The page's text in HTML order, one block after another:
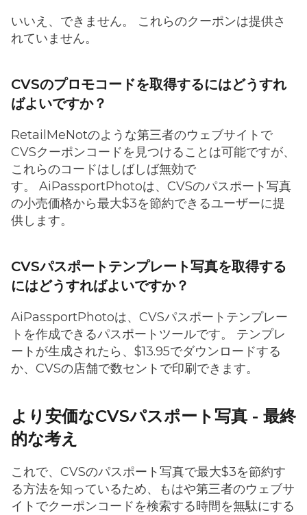
いいえ、できません。 これらのクーポンは提供さ
れていません。
CVSのプロモコードを取得するにはどうすれ
ばよいですか？
RetailMeNotのような第三者のウェブサイトで
CVSクーポンコードを見つけることは可能ですが、
これらのコードはしばしば無効で
す。 AiPassportPhotoは、CVSのパスポート写真
の小売価格から最大$3を節約できるユーザーに提
供します。
CVSパスポートテンプレート写真を取得する
にはどうすればよいですか？
AiPassportPhotoは、CVSパスポートテンプレー
トを作成できるパスポートツールです。 テンプレ
ートが生成されたら、$13.95でダウンロードする
か、CVSの店舗で数セントで印刷できます。
より安価なCVSパスポート写真 - 最終
的な考え
これで、CVSのパスポート写真で最大$3を節約す
る方法を知っているため、もはや第三者のウェブサ
イトでクーポンコードを検索する時間を無駄にする